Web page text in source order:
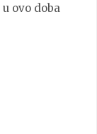
ovo doba